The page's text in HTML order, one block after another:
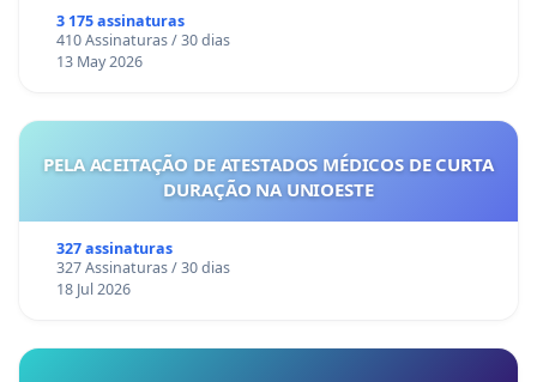
3 175 assinaturas
410 Assinaturas / 30 dias
13 May 2026
PELA ACEITAÇÃO DE ATESTADOS MÉDICOS DE CURTA
DURAÇÃO NA UNIOESTE
327 assinaturas
327 Assinaturas / 30 dias
18 Jul 2026